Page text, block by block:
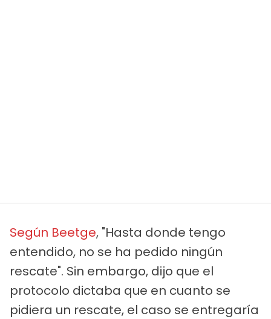
Según Beetge, "Hasta donde tengo
entendido, no se ha pedido ningún
rescate". Sin embargo, dijo que el
protocolo dictaba que en cuanto se
pidiera un rescate, el caso se entregaría